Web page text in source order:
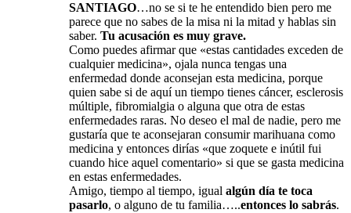
SANTIAGO…no se si te he entendido bien pero me
parece que no sabes de la misa ni la mitad y hablas sin
saber. Tu acusación es muy grave.
Como puedes afirmar que «estas cantidades exceden de
cualquier medicina», ojala nunca tengas una
enfermedad donde aconsejan esta medicina, porque
quien sabe si de aquí un tiempo tienes cáncer, esclerosis
múltiple, fibromialgia o alguna que otra de estas
enfermedades raras. No deseo el mal de nadie, pero me
gustaría que te aconsejaran consumir marihuana como
medicina y entonces dirías «que zoquete e inútil fui
cuando hice aquel comentario» si que se gasta medicina
en estas enfermedades.
Amigo, tiempo al tiempo, igual algún día te toca
pasarlo, o alguno de tu familia…..entonces lo sabrás.